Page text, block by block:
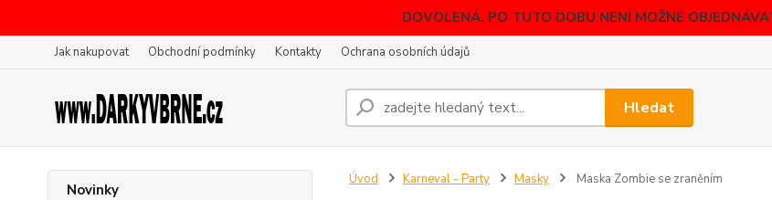
DOVOLENÁ. PO TUTO DOBU NENÍ MOŽNÉ
Jak nakupovat Obchodní podmínky Kontakty Ochrana osobních údajů
Hledat
Novinky
Úvod Karneval - Party Masky Maska Zombie se zraněním